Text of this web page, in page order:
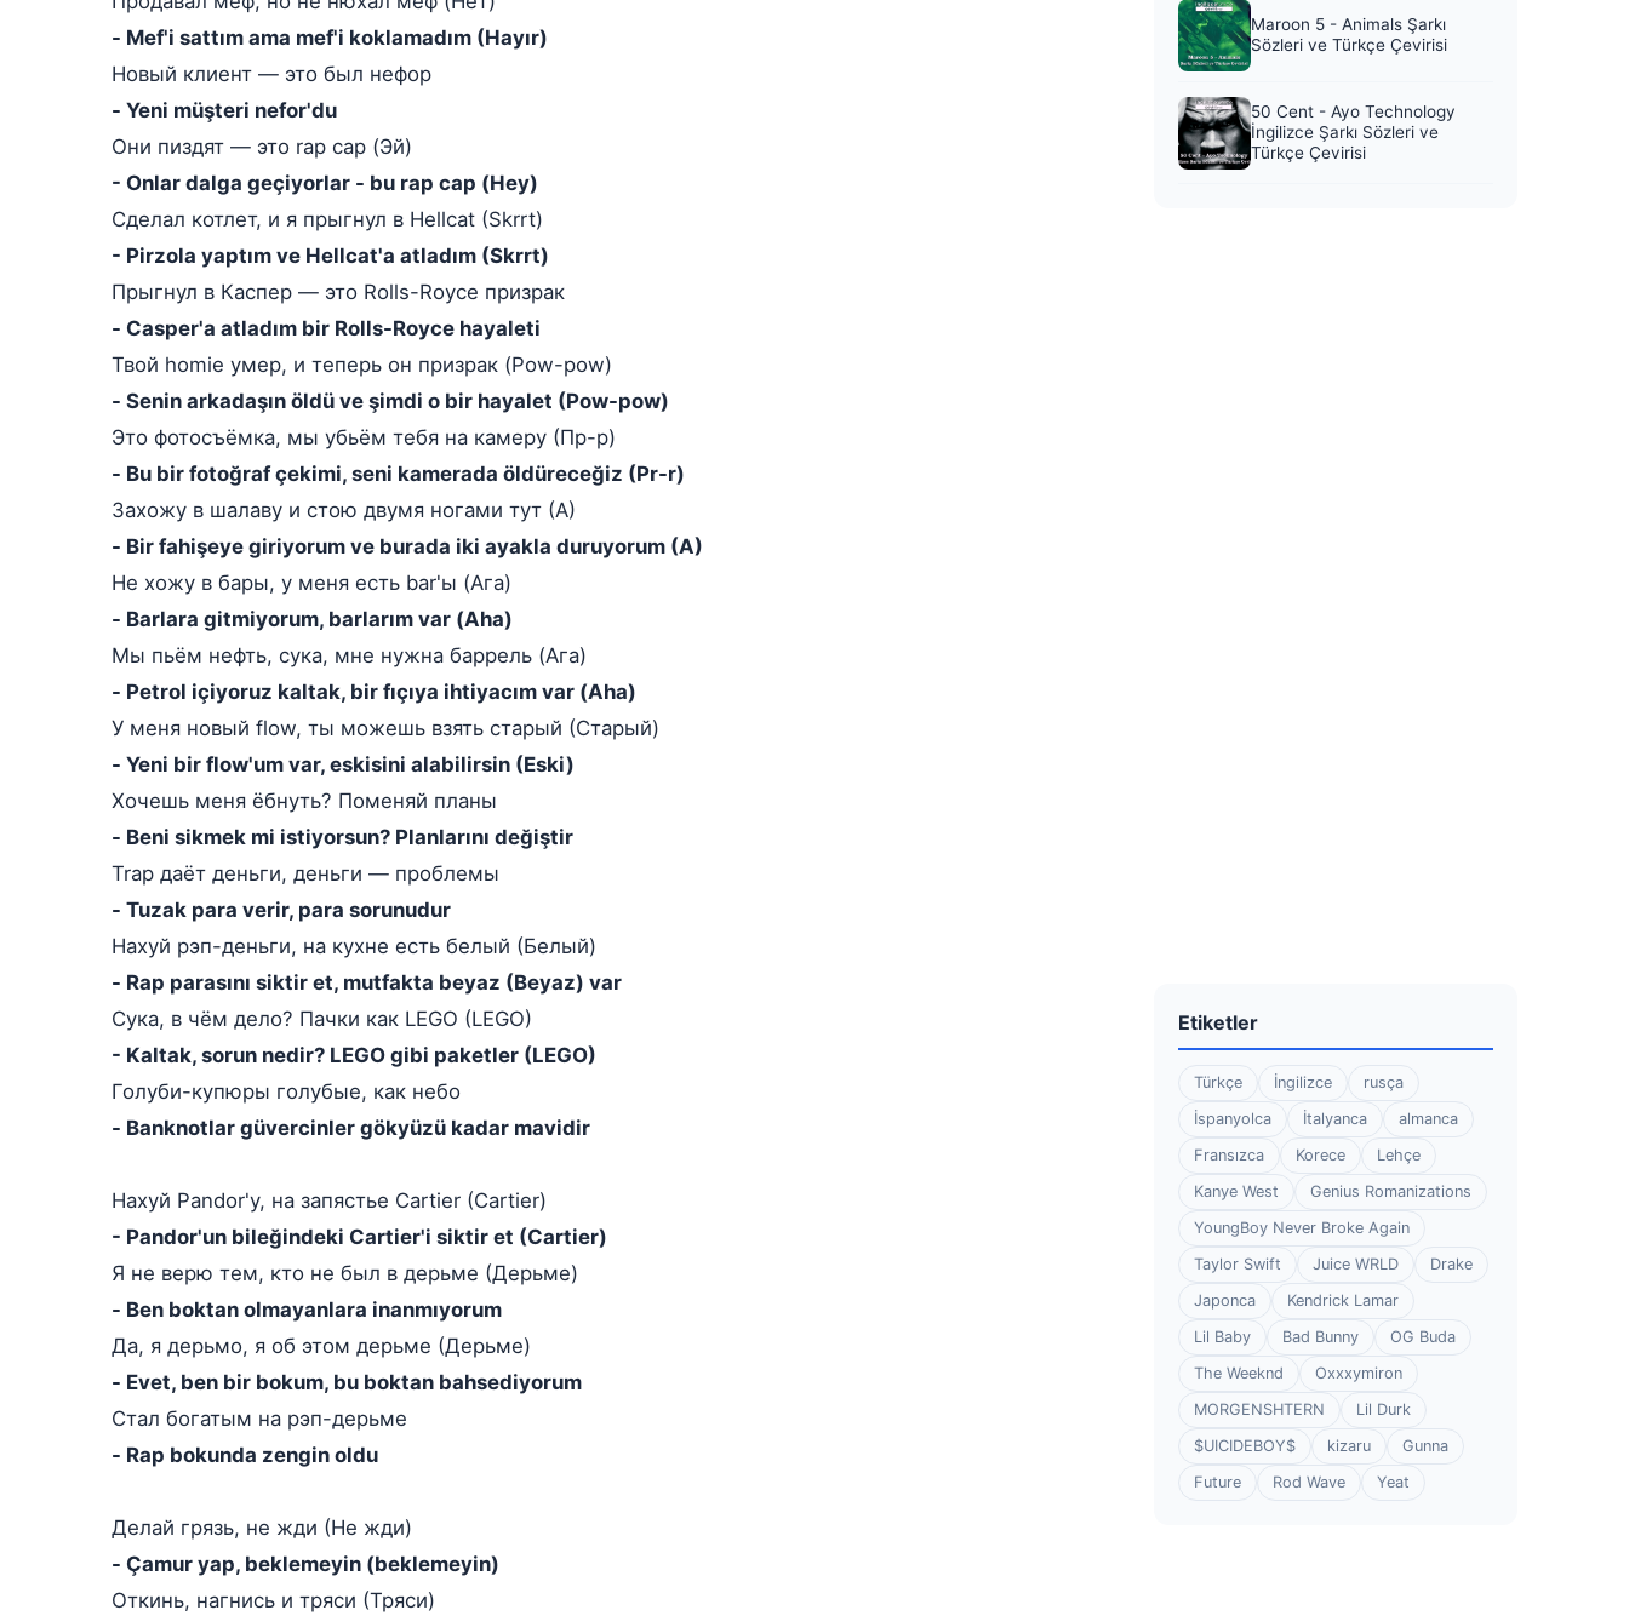
- Mef'i sattım ama mef'i koklamadım (Hayır)
Новый клиент — это был нефор
- Yeni müşteri nefor'du
Они пиздят — это rap cap (Эй)
- Onlar dalga geçiyorlar - bu rap cap (Hey)
Сделал котлет, и я прыгнул в Hellcat (Skrrt)
- Pirzola yaptım ve Hellcat'a atladım (Skrrt)
Прыгнул в Каспер — это Rolls-Royce призрак
- Casper'a atladım bir Rolls-Royce hayaleti
Твой homie умер, и теперь он призрак (Pow-pow)
- Senin arkadaşın öldü ve şimdi o bir hayalet (Pow-pow)
Это фотосъёмка, мы убьём тебя на камеру (Пр-р)
- Bu bir fotoğraf çekimi, seni kamerada öldüreceğiz (Pr-r)
Захожу в шалаву и стою двумя ногами тут (А)
- Bir fahişeye giriyorum ve burada iki ayakla duruyorum (A)
Не хожу в бары, у меня есть bar'ы (Ага)
- Barlara gitmiyorum, barlarım var (Aha)
Мы пьём нефть, сука, мне нужна баррель (Ага)
- Petrol içiyoruz kaltak, bir fıçıya ihtiyacım var (Aha)
У меня новый flow, ты можешь взять старый (Старый)
- Yeni bir flow'um var, eskisini alabilirsin (Eski)
Хочешь меня ёбнуть? Поменяй планы
- Beni sikmek mi istiyorsun? Planlarını değiştir
Trap даёт деньги, деньги — проблемы
- Tuzak para verir, para sorunudur
Нахуй рэп-деньги, на кухне есть белый (Белый)
- Rap parasını siktir et, mutfakta beyaz (Beyaz) var
Сука, в чём дело? Пачки как LEGO (LEGO)
- Kaltak, sorun nedir? LEGO gibi paketler (LEGO)
Голуби-купюры голубые, как небо
- Banknotlar güvercinler gökyüzü kadar mavidir
Нахуй Pandor'у, на запястье Cartier (Cartier)
- Pandor'un bileğindeki Cartier'i siktir et (Cartier)
Я не верю тем, кто не был в дерьме (Дерьме)
- Ben boktan olmayanlara inanmıyorum
Да, я дерьмо, я об этом дерьме (Дерьме)
- Evet, ben bir bokum, bu boktan bahsediyorum
Стал богатым на рэп-дерьме
- Rap bokunda zengin oldu
Делай грязь, не жди (Не жди)
- Çamur yap, beklemeyin (beklemeyin)
Откинь, нагнись и тряси (Тряси)
Maroon 5 - Animals Şarkı
Sözleri ve Türkçe Çevirisi
50 Cent - Ayo Technology
İngilizce Şarkı Sözleri ve
Türkçe Çevirisi
Etiketler
Türkçe İngilizce
rusça
İspanyolca
İtalyanca
almanca
Fransızca
Korece
Lehçe
Kanye West
Genius Romanizations
YoungBoy Never Broke Again
Taylor Swift
Juice WRLD
Drake
Japonca
Kendrick Lamar
Lil Baby
Bad Bunny
OG Buda
The Weeknd
Oxxxymiron
MORGENSHTERN
Lil Durk
$UICIDEBOY$
kizaru
Gunna
Future
Rod Wave Yeat